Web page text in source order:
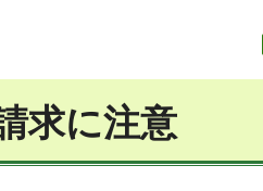
求に注意